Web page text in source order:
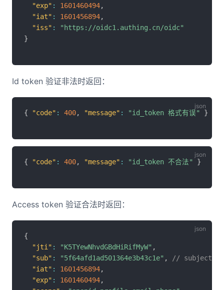
"exp" : 1601460494,
"iat" : 1601456894,
"iss" :
"https://oidc1.authing.cn/oidc"
}
Id token 验证非法时返回：
{ "code" : 400, "message" : "id_token 格式有误" }
{ "code" : 400, "message" : "id_token 不合法" }
Access token 验证合法时返回：
{
"jti" : "K5TYewNhvdGBdHiRifMyW" ,
"sub" : "5f64afd1ad501364e3b43c1e" ,
// subject 的
"iat" : 1601456894,
"exp" : 1601460494,